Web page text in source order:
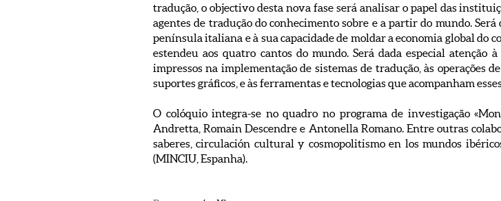
tradução, o objectivo desta nova fase será analisar o papel das
agentes de tradução do conhecimento sobre e a partir do mundo. Será
península italiana e à sua capacidade de moldar a economia global do
estendeu aos quatro cantos do mundo. Será dada especial
impressos na implementação de sistemas de tradução, às operações
suportes gráficos, e às ferramentas e tecnologias que acompanham
O colóquio integra-se no quadro no programa de investigação
Andretta, Romain Descendre e Antonella Romano. Entre outras
saberes, circulación cultural y cosmopolitismo en los mundos
(MINCIU, Espanha).